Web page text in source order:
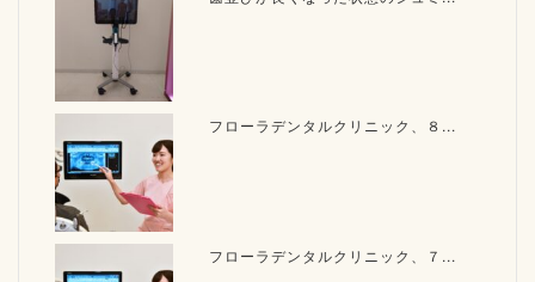
フローラデンタルクリニック、８...
フローラデンタルクリニック、７...